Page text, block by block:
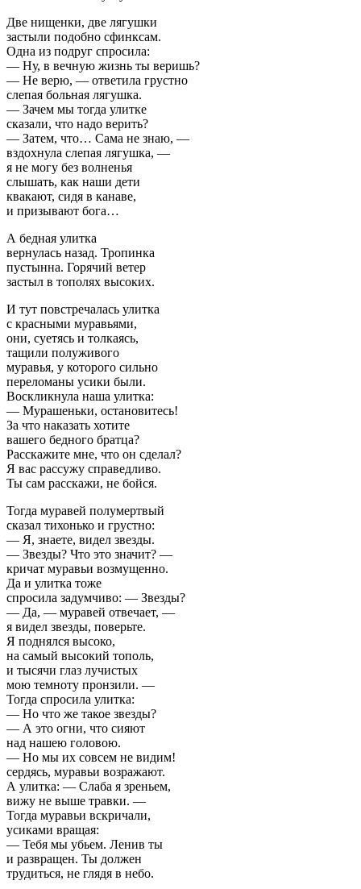
Две нищенки, две лягушки
застыли подобно сфинксам.
Одна из подруг спросила:
— Ну, в вечную жизнь ты веришь?
— Не верю, — ответила грустно
слепая больная лягушка.
— Зачем мы тогда улитке
сказали, что надо верить?
— Затем, что… Сама не знаю, —
вздохнула слепая лягушка, —
я не могу без волненья
слышать, как наши дети
квакают, сидя в канаве,
и призывают бога…
А бедная улитка
вернулась назад. Тропинка
пустынна. Горячий ветер
застыл в тополях высоких.
И тут повстречалась улитка
с красными муравьями,
они, суетясь и толкаясь,
тащили полуживого
муравья, у которого сильно
переломаны усики были.
Воскликнула наша улитка:
— Мурашеньки, остановитесь!
За что наказать хотите
вашего бедного братца?
Расскажите мне, что он сделал?
Я вас рассужу справедливо.
Ты сам расскажи, не бойся.
Тогда муравей полумертвый
сказал тихонько и грустно:
— Я, знаете, видел звезды.
— Звезды? Что это значит? —
кричат муравьи возмущенно.
Да и улитка тоже
спросила задумчиво: — Звезды?
— Да, — муравей отвечает, —
я видел звезды, поверьте.
Я поднялся высоко,
на самый высокий тополь,
и тысячи глаз лучистых
мою темноту пронзили. —
Тогда спросила улитка:
— Но что же такое звезды?
— А это огни, что сияют
над нашею головою.
— Но мы их совсем не видим!
сердясь, муравьи возражают.
А улитка: — Слаба я зреньем,
вижу не выше травки. —
Тогда муравьи вскричали,
усиками вращая:
— Тебя мы убьем. Ленив ты
и развращен. Ты должен
трудиться, не глядя в небо.